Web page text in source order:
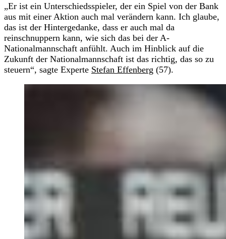
„Er ist ein Unterschiedsspieler, der ein Spiel von der Bank
aus mit einer Aktion auch mal verändern kann. Ich glaube,
das ist der Hintergedanke, dass er auch mal da
reinschnuppern kann, wie sich das bei der A-
Nationalmannschaft anfühlt. Auch im Hinblick auf die
Zukunft der Nationalmannschaft ist das richtig, das so zu
steuern“, sagte Experte Stefan Effenberg (57).